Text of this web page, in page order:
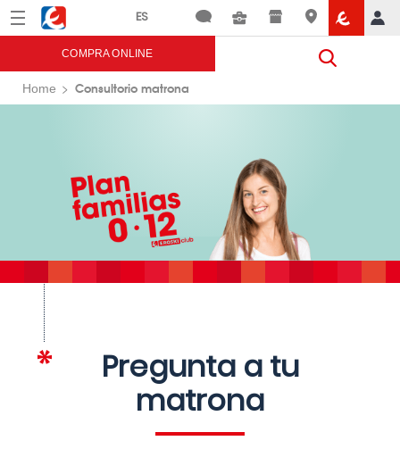
Menú Eroski
COMPRA ONLINE
Home Consultorio matrona
Pregunta a tu
matrona